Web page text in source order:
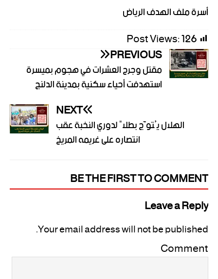
أسرة ملف الهدف الرياض
Post Views:126
PREVIOUS
مقتل وجرح العشرات في هجوم بميسرة
استهدفت أحياء سكنية بمدينة الدلنج
NEXT
الهلال يُتوَّج بطلاً لدوري النخبة عقب
انتصاره على غريمه المريخ
BE THE FIRST TO COMMENT
Leave a Reply
Your email address will not be published.
Comment